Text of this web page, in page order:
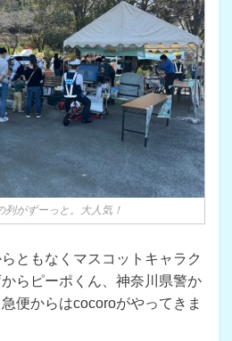
列がずーっと。大人気！
ともなくマスコットキャラク
らピーポくん、神奈川県警か
便からはcocoroがやってきま